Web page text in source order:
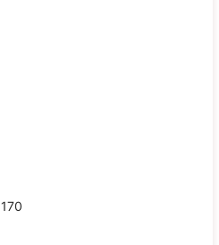
170